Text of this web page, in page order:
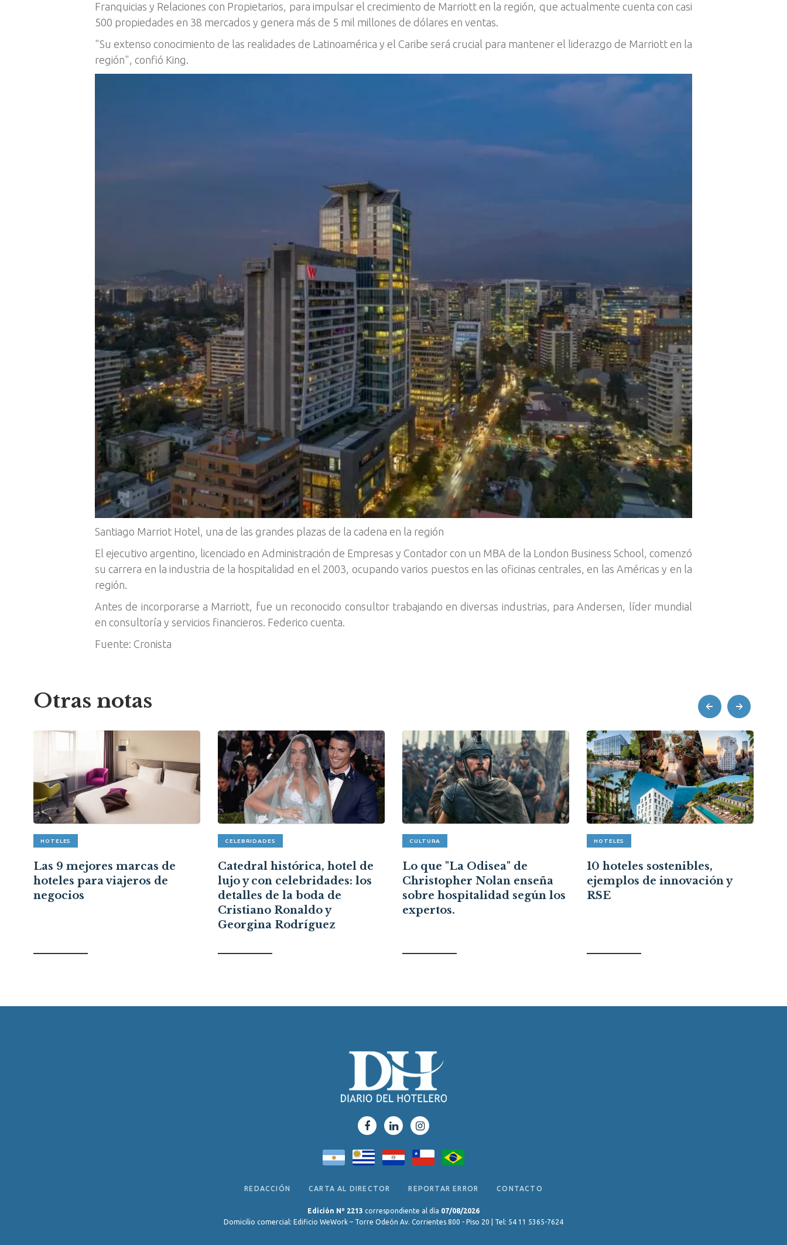
Franquicias y Relaciones con Propietarios, para impulsar el crecimiento de Marriott en la región, que actualmente cuenta con casi
500 propiedades en 38 mercados y genera más de 5 mil millones de dólares en ventas.
"Su extenso conocimiento de las realidades de Latinoamérica y el Caribe será crucial para mantener el liderazgo de Marriott en la
región", confió King.
Santiago Marriot Hotel, una de las grandes plazas de la cadena en la región
El ejecutivo argentino, licenciado en Administración de Empresas y Contador con un MBA de la London Business School, comenzó
su carrera en la industria de la hospitalidad en el 2003, ocupando varios puestos en las oficinas centrales, en las Américas y en la
región.
Antes de incorporarse a Marriott, fue un reconocido consultor trabajando en diversas industrias, para Andersen, líder mundial
en consultoría y servicios financieros. Federico cuenta.
Fuente: Cronista
Otras notas
HOTELES
Las 9 mejores marcas de
hoteles para viajeros de
negocios
CELEBRIDADES
Catedral histórica, hotel de
lujo y con celebridades: los
detalles de la boda de
Cristiano Ronaldo y
Georgina Rodríguez
CULTURA
Lo que "La Odisea" de
Christopher Nolan enseña
sobre hospitalidad según los
expertos.
HOTELES
10 hoteles sostenibles,
ejemplos de innovación y
RSE
prev next
REDACCIÓN CARTA AL DIRECTOR REPORTAR ERROR CONTACTO
Edición Nº 2213 correspondiente al día 07/08/2026
Domicilio comercial: Edificio WeWork – Torre Odeón Av. Corrientes 800 - Piso 20 | Tel: 54 11 5365-7624